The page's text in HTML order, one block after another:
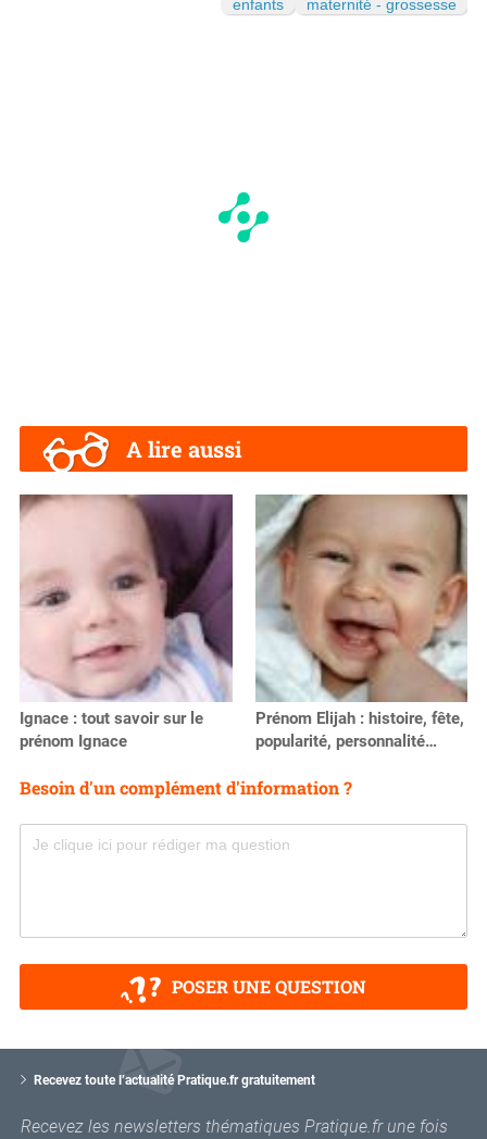
enfants
maternité - grossesse
A lire aussi
Ignace : tout savoir sur le
prénom Ignace
Prénom Elijah : histoire, fête,
popularité, personnalité…
Besoin d'un complément d'information ?
POSER UNE QUESTION
Recevez toute l’actualité Pratique.fr gratuitement
Recevez les newsletters thématiques Pratique.fr une fois
o
r